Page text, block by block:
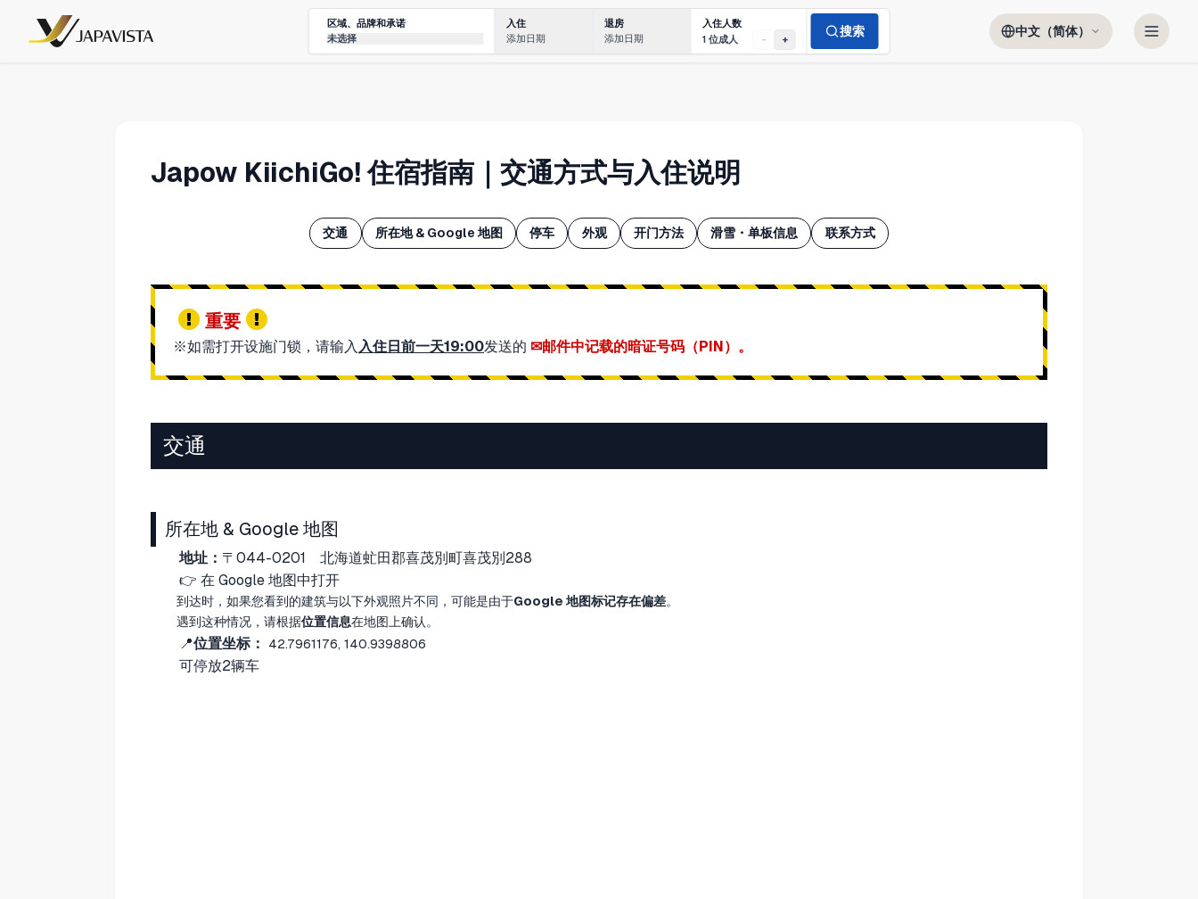
中文（简体）
区域、品牌和承诺
未选择
入住
添加日期
退房
添加日期
入住人数
1 位成人
- +
搜索
Japow KiichiGo! 住宿指南｜交通方式与入住说明
交通 所在地 & Google 地图 停车 外观 开门方法 滑雪・单板信息 联系方式
重要
※如需打开设施门锁，请输入 入住日前一天19:00发送的 邮件中记载的暗证号码（PIN）。
交通
所在地 & Google 地图
地址： 〒044-0201 北海道虻田郡喜茂別町喜茂別288
👉 在 Google 地图中打开
到达时，如果您看到的建筑与以下外观照片不同，可能是由于Google 地图标记存在偏差。
遇到这种情况，请根据位置信息在地图上确认。
📍位置坐标： 42.7961176, 140.9398806
可停放2辆车